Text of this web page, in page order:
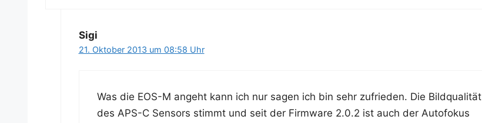
Sigi
21. Oktober 2013 um 08:58 Uhr
Was die EOS-M angeht kann ich nur sagen ich bin sehr zufrie­den. Die Bild­qua­li­tät
des APS-C Sen­sors stimmt und seit der Firm­ware 2.0.2 ist auch der Auto­fo­kus